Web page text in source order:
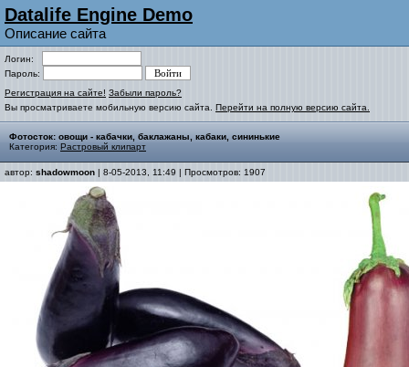
Datalife Engine Demo
Описание сайта
Логин:
Пароль:
Регистрация на сайте! Забыли пароль?
Вы просматриваете мобильную версию сайта. Перейти на полную версию сайта.
Фотосток: овощи - кабачки, баклажаны, кабаки, сининькие
Категория: Растровый клипарт
автор: shadowmoon | 8-05-2013, 11:49 | Просмотров: 1907